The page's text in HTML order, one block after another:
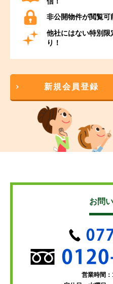
非公開物件が閲覧可
他社にはない特別
り！
新規会員登録
お問
営業時間